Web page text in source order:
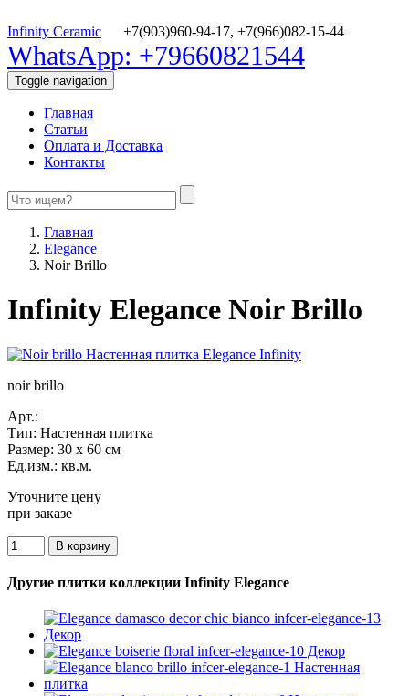
Infinity Ceramic +7(903)960-94-17, +7(966)082-15-44
WhatsApp: +79660821544
Toggle navigation
Главная
Статьи
Оплата и Доставка
Контакты
Главная
Elegance
Noir Brillo
Infinity Elegance Noir Brillo
noir brillo
Арт.:
Тип: Настенная плитка
Размер: 30 x 60 см
Ед.изм.: кв.м.
Уточните цену
при заказе
Другие плитки коллекции Infinity Elegance